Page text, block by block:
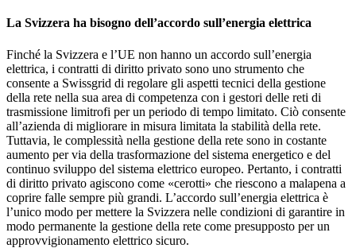
La Svizzera ha bisogno dell’accordo sull’energia elettrica
Finché la Svizzera e l’UE non hanno un accordo sull’energia
elettrica, i contratti di diritto privato sono uno strumento che
consente a Swissgrid di regolare gli aspetti tecnici della gestione
della rete nella sua area di competenza con i gestori delle reti di
trasmissione limitrofi per un periodo di tempo limitato. Ciò consente
all’azienda di migliorare in misura limitata la stabilità della rete.
Tuttavia, le complessità nella gestione della rete sono in costante
aumento per via della trasformazione del sistema energetico e del
continuo sviluppo del sistema elettrico europeo. Pertanto, i contratti
di diritto privato agiscono come «cerotti» che riescono a malapena a
coprire falle sempre più grandi. L’accordo sull’energia elettrica è
l’unico modo per mettere la Svizzera nelle condizioni di garantire in
modo permanente la gestione della rete come presupposto per un
approvvigionamento elettrico sicuro.